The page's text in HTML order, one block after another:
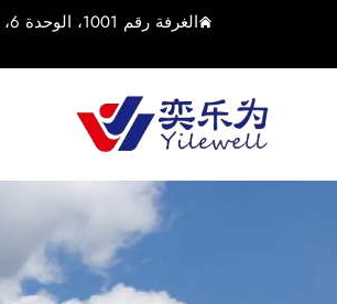
الغرفة رقم 1001، الوحدة 6، الرقم 2024، طريق شياولين الأوسط، بلدة يوشان، مدينة كونشان، مدينة سوتشو، مقاطعة جيانغسو، الصين